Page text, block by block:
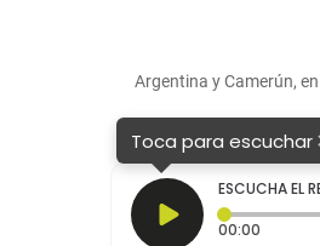
Argentina y Camerún,
Toca para escuchar
ESCUCHA EL
00:00